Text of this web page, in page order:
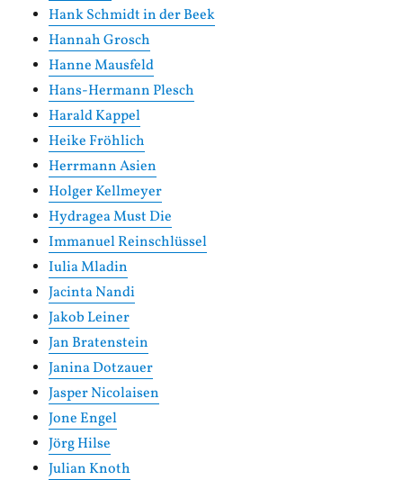
Hank Schmidt in der Beek
Hannah Grosch
Hanne Mausfeld
Hans-Hermann Plesch
Harald Kappel
Heike Fröhlich
Herrmann Asien
Holger Kellmeyer
Hydragea Must Die
Immanuel Reinschlüssel
Iulia Mladin
Jacinta Nandi
Jakob Leiner
Jan Bratenstein
Janina Dotzauer
Jasper Nicolaisen
Jone Engel
Jörg Hilse
Julian Knoth